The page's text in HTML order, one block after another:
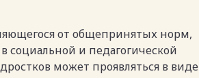
от общепринятых норм,
социальной и педагогической
может проявляться в виде